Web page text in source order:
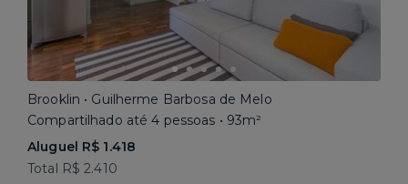
Brooklin • Guilherme Barbosa de Melo
Compartilhado até 4 pessoas • 93m²
Aluguel R$ 1.418
Total R$ 2.410